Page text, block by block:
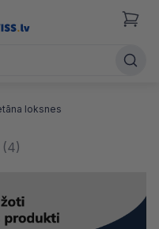
loksnes
(4)